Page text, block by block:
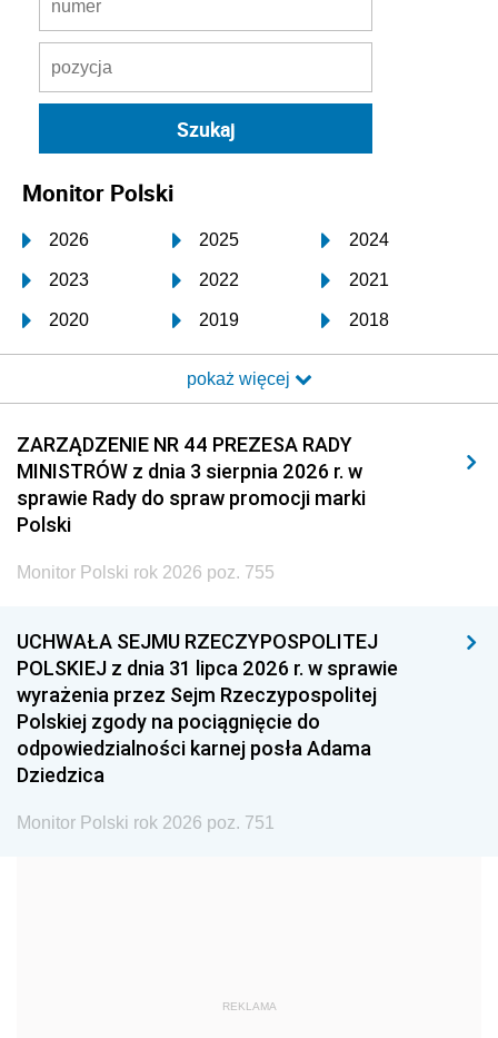
Monitor Polski
2026 2025 2024
2023 2022 2021
2020 2019 2018
2017 2016 2015
2014 2013 2012
2011 2010 2009
2008 2007 2006
2005
1996 1995 1994
1993 1992 1991
1990 1989
1987 1986 1985
1968
pokaż więcej
ZARZĄDZENIE NR 44 PREZESA RADY
MINISTRÓW z dnia 3 sierpnia 2026 r. w
sprawie Rady do spraw promocji marki
Polski
Monitor Polski rok 2026 poz. 755
UCHWAŁA SEJMU RZECZYPOSPOLITEJ
POLSKIEJ z dnia 31 lipca 2026 r. w sprawie
wyrażenia przez Sejm Rzeczypospolitej
Polskiej zgody na pociągnięcie do
odpowiedzialności karnej posła Adama
Dziedzica
Monitor Polski rok 2026 poz. 751
REKLAMA